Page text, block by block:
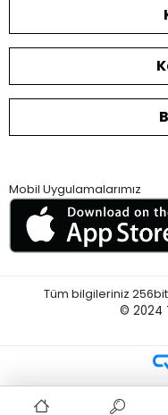
Mobil Uygulamalarımız
Tüm bilgileriniz 256bit
© 2024